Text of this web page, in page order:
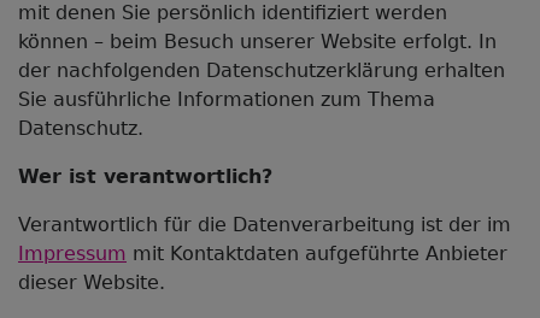
mit denen Sie persönlich identifiziert werden
können – beim Besuch unserer Website erfolgt. In
der nachfolgenden Datenschutzerklärung erhalten
Sie ausführliche Informationen zum Thema
Datenschutz.
Wer ist verantwortlich?
Verantwortlich für die Datenverarbeitung ist der im
Impressum mit Kontaktdaten aufgeführte Anbieter
dieser Website.